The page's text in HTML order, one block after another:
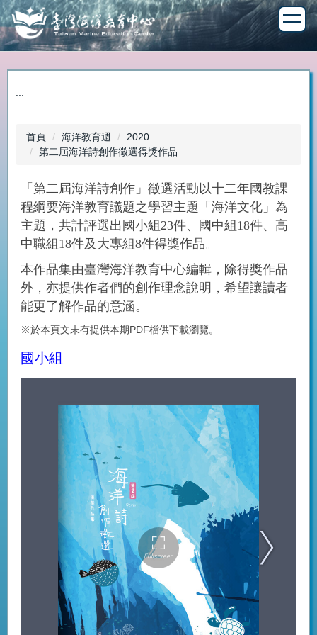
跳
到
主
要
內
:::
首頁 海洋教育週
2020
第二屆海洋詩創作徵選得獎作品
「第二屆海洋詩創作」徵選活動以十二年國教課
程綱要海洋教育議題之學習主題「海洋文化」為
主題，共計評選出國小組23件、國中組18件、高
中職組18件及大專組8件得獎作品。
本作品集由臺灣海洋教育中心編輯，除得獎作品
外，亦提供作者們的創作理念說明，希望讓讀者
能更了解作品的意涵。
※於本頁文末有提供本期PDF檔供下載瀏覽。
國小組